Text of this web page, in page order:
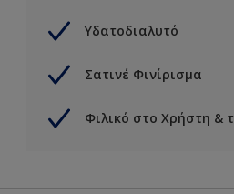
Υδατοδιαλυτό
Σατινέ Φινίρισμα
Φιλικό στο Χρήστη &